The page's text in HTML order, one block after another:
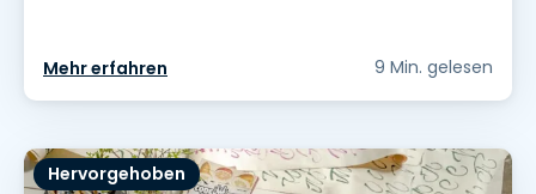
Mehr erfahren 9 Min. gelesen
Hervorgehoben